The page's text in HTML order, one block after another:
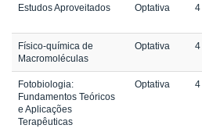
Estudos Aproveitados Optativa 4
Físico-química de
Macromoléculas
Optativa 4
Fotobiologia:
Fundamentos Teóricos
e Aplicações
Terapêuticas
Optativa 4